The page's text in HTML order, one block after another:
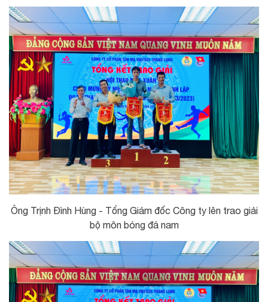
Ông Trịnh Đình Hùng - Tổng Giám đốc Công ty lên trao giải
bộ môn bóng đá nam